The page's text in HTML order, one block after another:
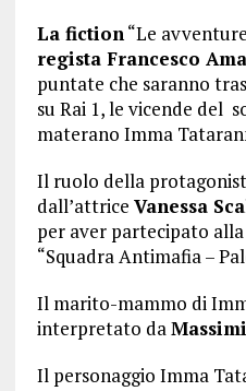
La fiction“Le
regista Francesco
puntate che saranno
su Rai 1, le vicende del
materano Imma
Il ruolo della
dall’attrice Vanessa
per aver partecipato
“Squadra Antimafia –
Il marito-mammo di
interpretato da
Il personaggio Imma